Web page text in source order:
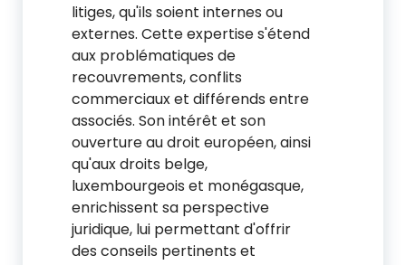
litiges, qu'ils soient internes ou
externes. Cette expertise s'étend
aux problématiques de
recouvrements, conflits
commerciaux et différends entre
associés. Son intérêt et son
ouverture au droit européen, ainsi
qu'aux droits belge,
luxembourgeois et monégasque,
enrichissent sa perspective
juridique, lui permettant d'offrir
des conseils pertinents et